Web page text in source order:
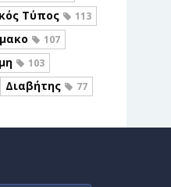
Τύπος 113
107
103
Διαβήτης 77